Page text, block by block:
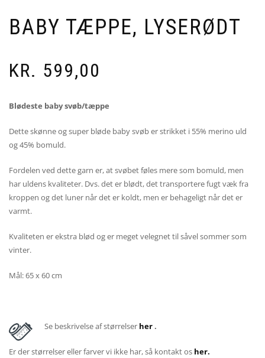
BABY TÆPPE, LYSERØDT
KR. 599,00
Blødeste baby svøb/tæppe
Dette skønne og super bløde baby svøb er strikket i 55% merino uld
og 45% bomuld.
Fordelen ved dette garn er, at svøbet føles mere som bomuld, men
har uldens kvaliteter. Dvs. det er blødt, det transportere fugt væk fra
kroppen og det luner når det er koldt, men er behageligt når det er
varmt.
Kvaliteten er ekstra blød og er meget velegnet til såvel sommer som
vinter.
Mål: 65 x 60 cm
Se beskrivelse af størrelser her.
Er der størrelser eller farver vi ikke har, så kontakt os her.